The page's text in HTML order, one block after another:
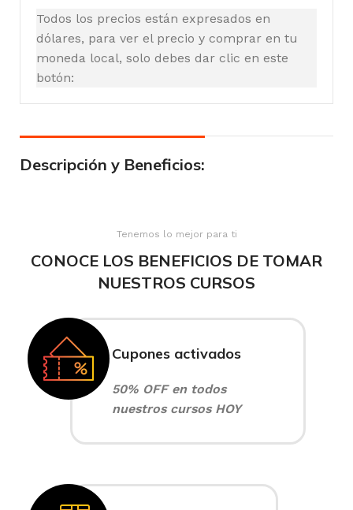
Todos los precios están expresados en
dólares, para ver el precio y comprar en tu
moneda local, solo debes dar clic en este
botón:
Descripción y Beneficios:
Tenemos lo mejor para ti
CONOCE LOS BENEFICIOS DE TOMAR
NUESTROS CURSOS
Cupones activados
50% OFF en todos
nuestros cursos HOY